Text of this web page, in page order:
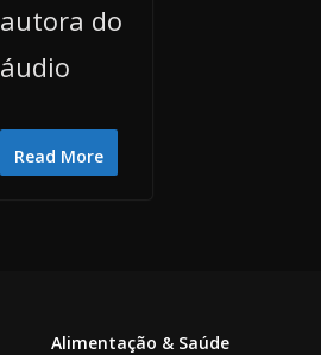
autora do
áudio
Read More
Alimentação & Saúde